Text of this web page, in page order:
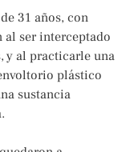
31 años, con
ser interceptado
y al practicarle una
plástico
sustancia